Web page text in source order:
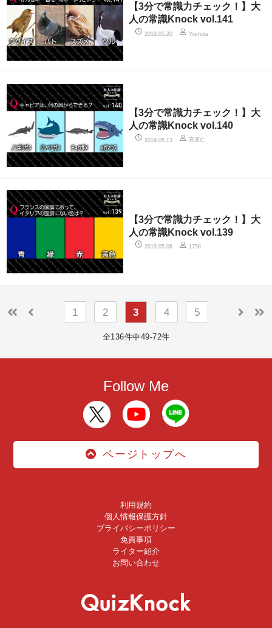
【3分で常識力チェック！】大
人の常識Knock vol.141
2019.05.20 Yoshida
【3分で常識力チェック！】大
人の常識Knock vol.140
2019.05.13 宮原仁
【3分で常識力チェック！】大
人の常識Knock vol.139
2019.05.06 1758
1 2 3 4 5
全136件中49-72件
Follow Me
ページトップへ
利用規約
個人情報保護方針
プライバシーポリシー
免責事項
ライター紹介
お問い合わせ